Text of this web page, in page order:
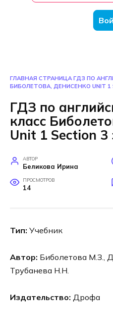
ГЛАВНАЯ СТРАНИЦА ГДЗ ПО
БИБОЛЕТОВА, ДЕНИСЕНКО UNIT 1
ГДЗ по
класс
Unit 1 Section
АВТОР
Беликова Ирина
ПРОСМОТРОВ
14
Тип: Учебник
Автор: Биболетова М.З.,
Трубанева Н.Н.
Издательство: Дрофа